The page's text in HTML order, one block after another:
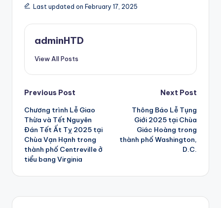
Last updated on February 17, 2025
adminHTD
View All Posts
Post
navigation
Previous Post
Chương trình Lễ Giao
Thừa và Tết Nguyên
Đán Tết Ất Tỵ 2025 tại
Chùa Vạn Hạnh trong
thành phố Centreville ở
tiểu bang Virginia
Next Post
Thông Báo Lễ Tụng
Giới 2025 tại Chùa
Giác Hoàng trong
thành phố Washington,
D.C.